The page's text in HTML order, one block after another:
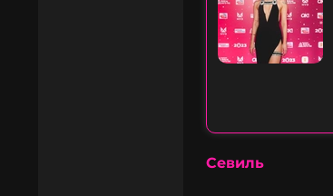
Севиль